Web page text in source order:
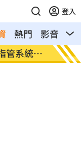
登入
熱門 影音
熱
北市府蓋
老農
淚